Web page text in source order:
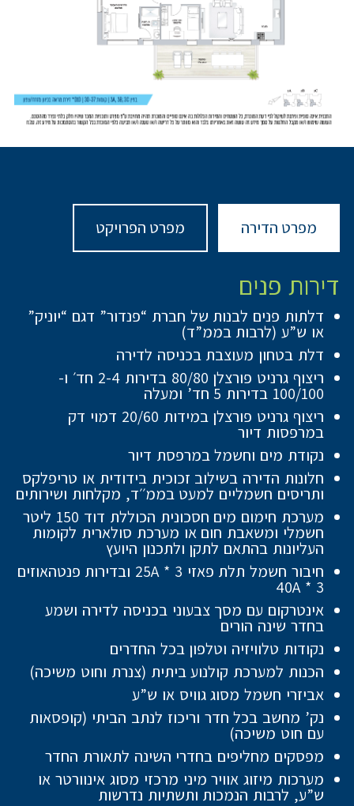
מפרט הדירה מפרט הפרויקט
דירות פנים
דלתות פנים לבנות של חברת “פנדור” דגם “יוניק”
או ש”ע (לרבות בממ”ד)
דלת בטחון מעוצבת בכניסה לדירה
ריצוף גרניט פורצלן 80/80 בדירות 2-4 חד׳ ו-
100/100 בדירות 5 חד’ ומעלה
ריצוף גרניט פורצלן במידות 20/60 דמוי דק
במרפסות דיור
נקודת מים וחשמל במרפסת דיור
חלונות הדירה בשילוב זכוכית בידודית או טריפלקס
ותריסים חשמליים למעט בממ׳׳ד, מקלחות ושירותים
מערכת חימום מים חסכונית הכוללת דוד 150 ליטר
חשמלי ומשאבת חום או מערכת סולארית לקומות
העליונות בהתאם לתקן ולתכנון היועץ
חיבור חשמל תלת פאזי 25A * 3 ובדירות פנטהאוזים
40A * 3
אינטרקום עם מסך צבעוני בכניסה לדירה ושמע
בחדר שינה הורים
נקודות טלוויזיה וטלפון בכל החדרים
הכנות למערכת קולנוע ביתית (צנרת וחוט משיכה)
אביזרי חשמל מסוג גוויס או ש”ע
נק’ מחשב בכל חדר וריכוז לנתב הביתי (קופסאות
עם חוט משיכה)
מפסקים מחליפים בחדרי השינה לתאורת החדר
מערכות מיזוג אוויר מיני מרכזי מסוג אינוורטר או
ש”ע, לרבות הנמכות ותשתיות נדרשות